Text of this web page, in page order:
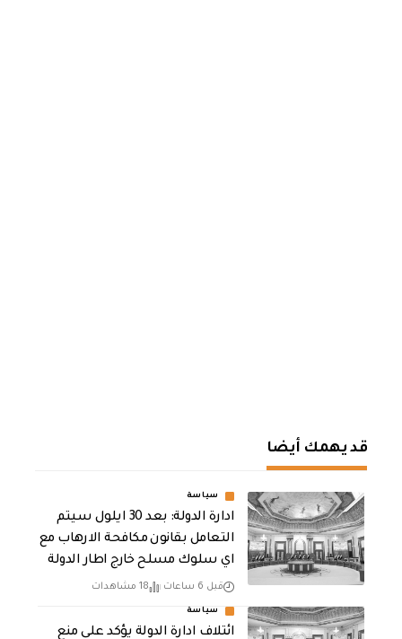
قد يهمك أيضا
سياسة
ادارة الدولة: بعد 30 ايلول سيتم
التعامل بقانون مكافحة الارهاب مع
اي سلوك مسلح خارج اطار الدولة
قبل 6 ساعات 18 مشاهدات
سياسة
ائتلاف ادارة الدولة يؤكد على منع